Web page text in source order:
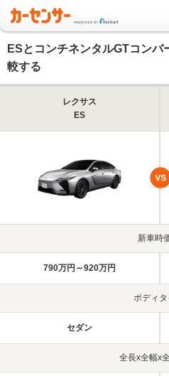
ESとコンチネンタルGTコン
較する
レクサス
ES
新車時
790万円～920万円
ボディ
セダン
全長x全幅x